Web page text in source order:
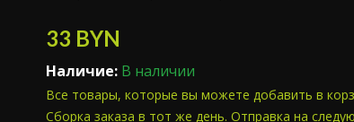
33 BYN
Наличие: В наличии
Все товары, которые вы можете добавить в
Сборка заказа в тот же день. Отправка на